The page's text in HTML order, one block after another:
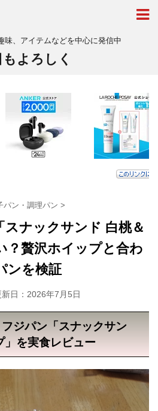
味、アイテムなどを中心に発信中
よろしく
パン・調理パン >
スナックサンド 白桃＆
？贅沢ホイップと合わ
ンを検証
日： 2026年7月5日
ジパン「スナックサン
」を実食レビュー